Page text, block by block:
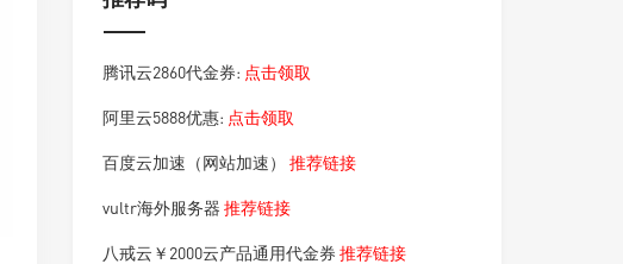
腾讯云2860代金券: 点击领取
阿里云5888优惠: 点击领取
百度云加速（网站加速）推荐链接
vultr海外服务器推荐链接
八戒云￥2000云产品通用代金券推荐链接